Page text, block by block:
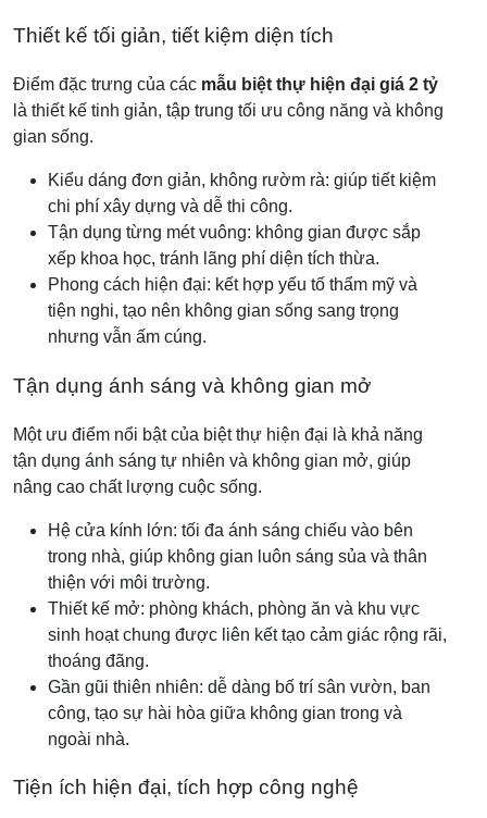
Thiết kế tối giản, tiết kiệm diện tích
Điểm đặc trưng của các mẫu biệt thự hiện đại giá 2 tỷ
là thiết kế tinh giản, tập trung tối ưu công năng và không
gian sống.
Kiểu dáng đơn giản, không rườm rà: giúp tiết kiệm
chi phí xây dựng và dễ thi công.
Tận dụng từng mét vuông: không gian được sắp
xếp khoa học, tránh lãng phí diện tích thừa.
Phong cách hiện đại: kết hợp yếu tố thẩm mỹ và
tiện nghi, tạo nên không gian sống sang trọng
nhưng vẫn ấm cúng.
Tận dụng ánh sáng và không gian mở
Một ưu điểm nổi bật của biệt thự hiện đại là khả năng
tận dụng ánh sáng tự nhiên và không gian mở, giúp
nâng cao chất lượng cuộc sống.
Hệ cửa kính lớn: tối đa ánh sáng chiếu vào bên
trong nhà, giúp không gian luôn sáng sủa và thân
thiện với môi trường.
Thiết kế mở: phòng khách, phòng ăn và khu vực
sinh hoạt chung được liên kết tạo cảm giác rộng rãi,
thoáng đãng.
Gần gũi thiên nhiên: dễ dàng bố trí sân vườn, ban
công, tạo sự hài hòa giữa không gian trong và
ngoài nhà.
Tiện ích hiện đại, tích hợp công nghệ